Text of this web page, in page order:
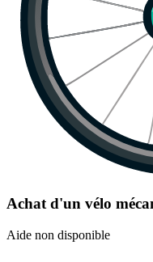
Achat d'un vélo
Aide non disponible